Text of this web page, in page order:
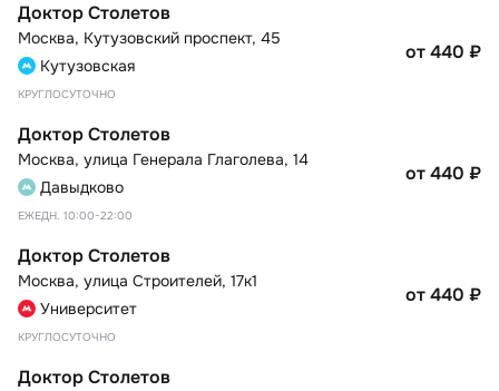
Доктор Столетов
Москва, Кутузовский проспект, 45
Кутузовская
КРУГЛОСУТОЧНО
от 440 ₽
Доктор Столетов
Москва, улица Генерала Глаголева, 14
Давыдково
ЕЖЕДН. 10:00-22:00
от 440 ₽
Доктор Столетов
Москва, улица Строителей, 17к1
Университет
КРУГЛОСУТОЧНО
от 440 ₽
Доктор Столетов